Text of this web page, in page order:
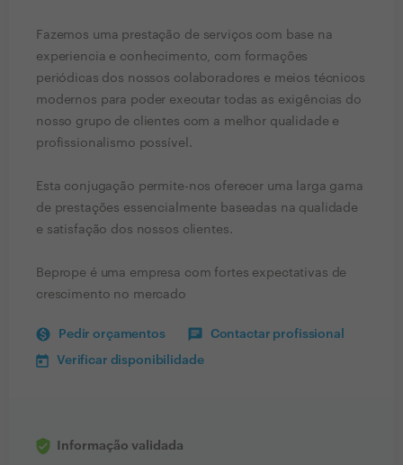
Fazemos uma prestação de serviços com base na
experiencia e conhecimento, com formações
periódicas dos nossos colaboradores e meios técnicos
modernos para poder executar todas as exigências do
nosso grupo de clientes com a melhor qualidade e
profissionalismo possível.
Esta conjugação permite-nos oferecer uma larga gama
de prestações essencialmente baseadas na qualidade
e satisfação dos nossos clientes.
Beprope é uma empresa com fortes expectativas de
crescimento no mercado
Pedir orçamentos Contactar profissional
Verificar disponibilidade
Informação validada